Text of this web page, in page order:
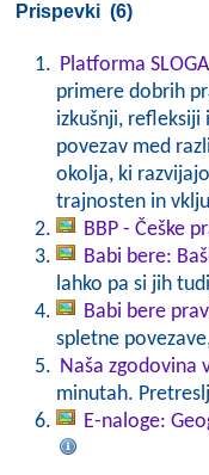
Prispevki (6)
Platforma SLOGA
primere dobrih
izkušnji, refleksiji
povezav med
okolja, ki
trajnosten in
BBP - Češke
Babi bere:
lahko pa si jih
Babi bere
spletne
Naša zgodovina
minutah.
E-naloge: